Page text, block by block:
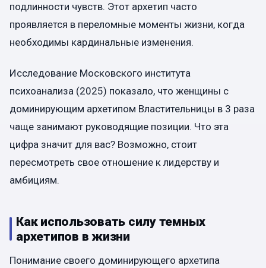
подлинности чувств. Этот архетип часто
проявляется в переломные моменты жизни, когда
необходимы кардинальные изменения.
Исследование Московского института
психоанализа (2025) показало, что женщины с
доминирующим архетипом Властительницы в 3 раза
чаще занимают руководящие позиции. Что эта
цифра значит для вас? Возможно, стоит
пересмотреть свое отношение к лидерству и
амбициям.
Как использовать силу темных
архетипов в жизни
Понимание своего доминирующего архетипа